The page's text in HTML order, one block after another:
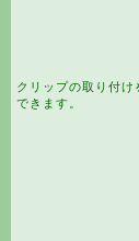
クリップの取り付
できます。